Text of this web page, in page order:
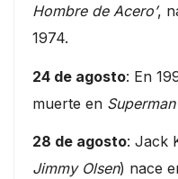
Hombre de Acero’,
1974.
24 de agosto: En
muerte en Superman
28 de agosto: Jack
Jimmy Olsen) nace